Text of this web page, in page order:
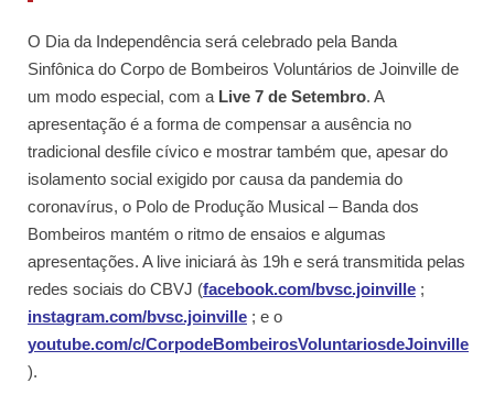
O Dia da Independência será celebrado pela Banda
Sinfônica do Corpo de Bombeiros Voluntários de Joinville de
um modo especial, com a Live 7 de Setembro. A
apresentação é a forma de compensar a ausência no
tradicional desfile cívico e mostrar também que, apesar do
isolamento social exigido por causa da pandemia do
coronavírus, o Polo de Produção Musical – Banda dos
Bombeiros mantém o ritmo de ensaios e algumas
apresentações. A live iniciará às 19h e será transmitida pelas
redes sociais do CBVJ (facebook.com/bvsc.joinville ;
instagram.com/bvsc.joinville ; e o
youtube.com/c/CorpodeBombeirosVoluntariosdeJoinville
).